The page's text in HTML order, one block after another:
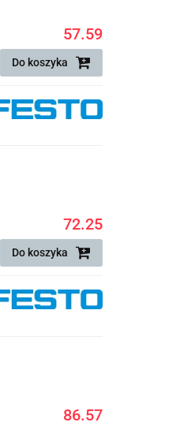
57.59
Do koszyka
72.25
Do koszyka
86.57